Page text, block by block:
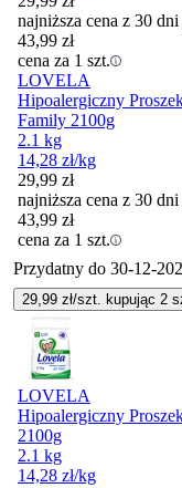
najniższa cena z 30
43,99 zł
cena za 1 szt.
LOVELA
Hipoalergiczny
Family 2100g
2.1 kg
14,28 zł/kg
29,99 zł
najniższa cena z 30
43,99 zł
cena za 1 szt.
Przydatny do 30-12-
29,99 zł/szt. kupując 2
LOVELA
Hipoalergiczny
2100g
2.1 kg
14,28 zł/kg